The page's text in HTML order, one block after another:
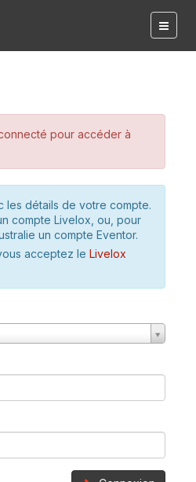
pour accéder à
les détails de votre compte.
compte Livelox, ou, pour
un compte Eventor.
acceptez le Livelox